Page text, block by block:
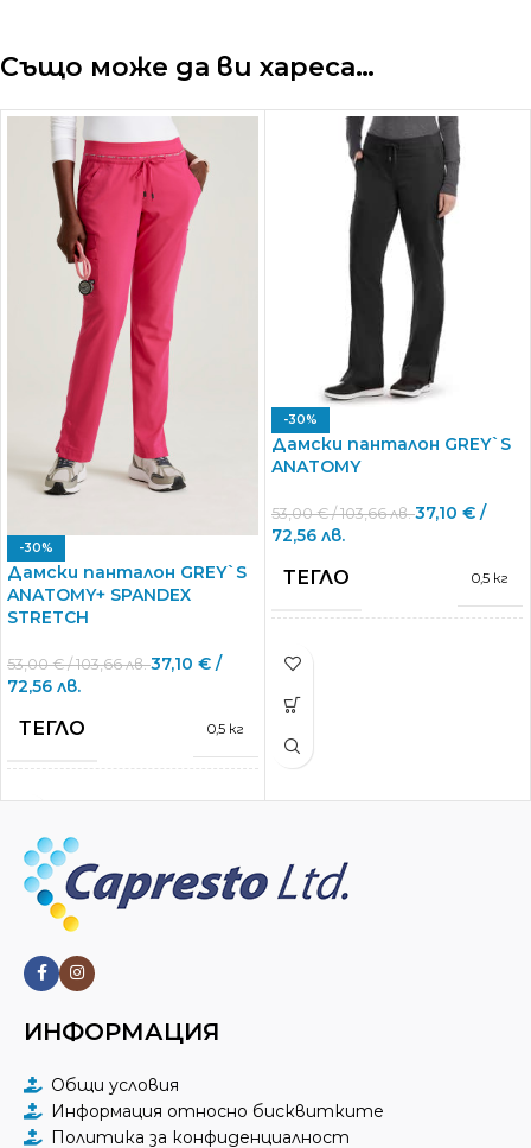
Също може да ви хареса…
-30%
Дамски панталон GREY`S
ANATOMY+ SPANDEX
STRETCH
53,00€/ 103,66 лв.37,10 € /
72,56 лв.
ТЕГЛО 0,5 кг
МАРКА
РАЗМЕРИ L,M,S,XL,XS,
XXL, XXS
СЪСТАВ
ЦВЯТ
-30%
Дамски панталон GREY`S
ANATOMY
53,00€/ 103,66 лв.37,10 € /
72,56 лв.
ТЕГЛО 0,5 кг
МАРКА
РАЗМЕРИ
ЦВЯТ
ИНФОРМАЦИЯ
Общи условия
Информация относно бисквитките
Политика за конфиденциалност